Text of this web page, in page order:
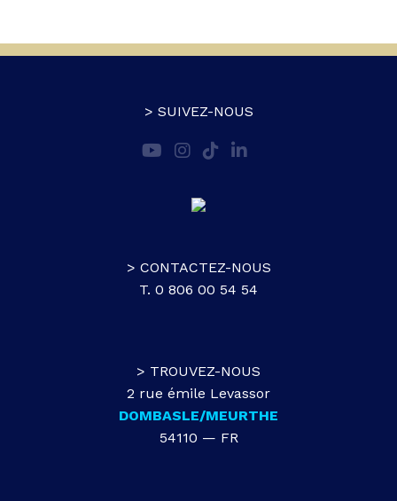
> SUIVEZ-NOUS
> CONTACTEZ-NOUS
T. 0 806 00 54 54
> TROUVEZ-NOUS
2 rue émile Levassor
DOMBASLE/MEURTHE
54110 — FR